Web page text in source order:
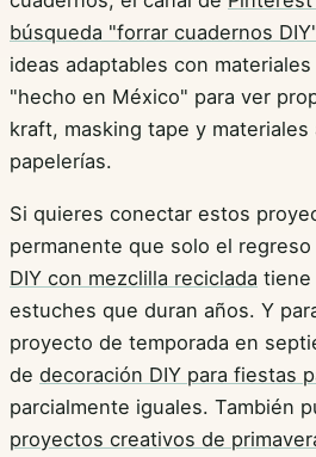
búsqueda "forrar cuadernos
ideas adaptables con
"hecho en México" para ver
kraft, masking tape y materiales
papelerías.
Si quieres conectar estos
permanente que solo el
DIY con mezclilla reciclada tiene
estuches que duran años. Y
proyecto de temporada en
de decoración DIY para fiestas
parcialmente iguales. También
proyectos creativos de